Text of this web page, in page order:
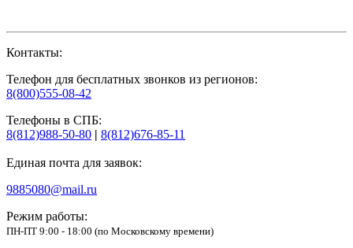
Контакты:
Телефон для бесплатных звонков из регионов:
8(800)555-08-42
Телефоны в СПБ:
8(812)988-50-80 | 8(812)676-85-11
Единая почта для заявок:
9885080@mail.ru
Режим работы:
ПН-ПТ 9:00 - 18:00 (по Московскому времени)